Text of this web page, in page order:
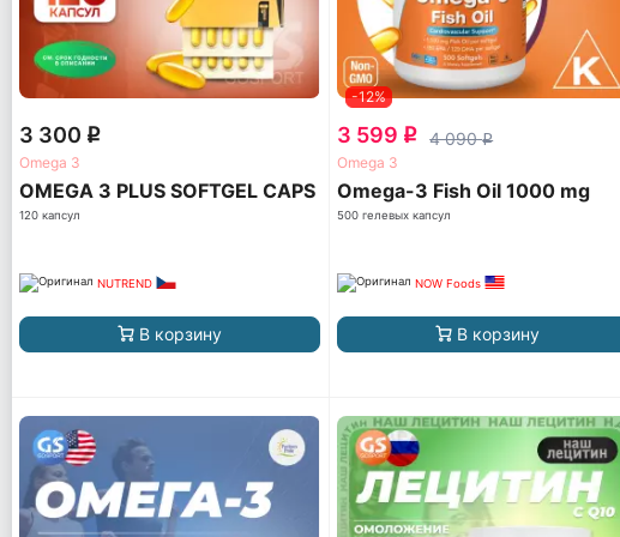
3 300 q
Omega 3
OMEGA 3 PLUS SOFTGEL CAPS
120 капсул
NUTREND
В корзину
-12%
3 599 q 4 090q
Omega 3
Omega-3 Fish Oil 1000 mg
500 гелевых капсул
NOW Foods
В корзину